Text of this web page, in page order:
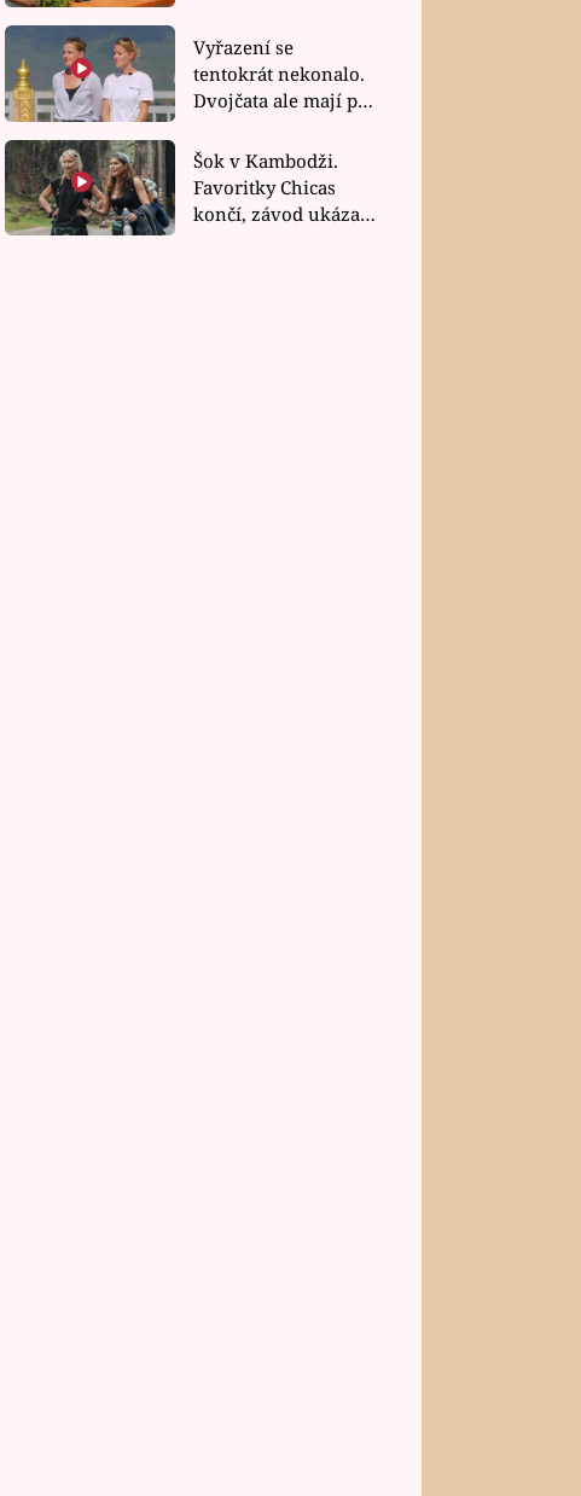
rychlé recepty
Vyřazení se
tentokrát nekonalo.
Dvojčata ale mají po
závodu nůž na krku
Šok v Kambodži.
Favoritky Chicas
končí, závod ukázal